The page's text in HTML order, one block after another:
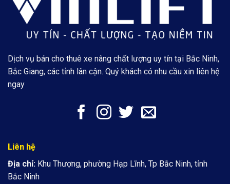
Dịch vụ bán cho thuê xe nâng chất lượng uy tín tại Bắc Ninh,
Bắc Giang, các tỉnh lân cận. Quý khách có nhu cầu xin liên hệ
ngay
Liên hệ
Địa chỉ: Khu Thượng, phường Hạp Lĩnh, Tp Bắc Ninh, tỉnh
Bắc Ninh